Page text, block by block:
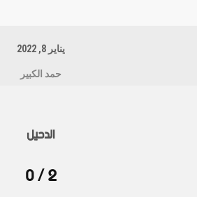
يناير 8, 2022
حمد الكبير
الدحيل
2 / 0